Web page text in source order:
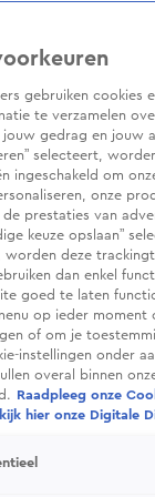
programma's Zenders
TV inlogShop
Programma's
Shop
Olympische
gebruiken cookies
te verzamelen
gedrag en jouw
selecteert,
ingeschakeld om
onze
prestaties van
keuze opslaan”
deze
dan enkel
goed te laten
op ieder moment
of om je
instellingen onder
overal binnen
Raadpleeg onze
hier onze Digitale